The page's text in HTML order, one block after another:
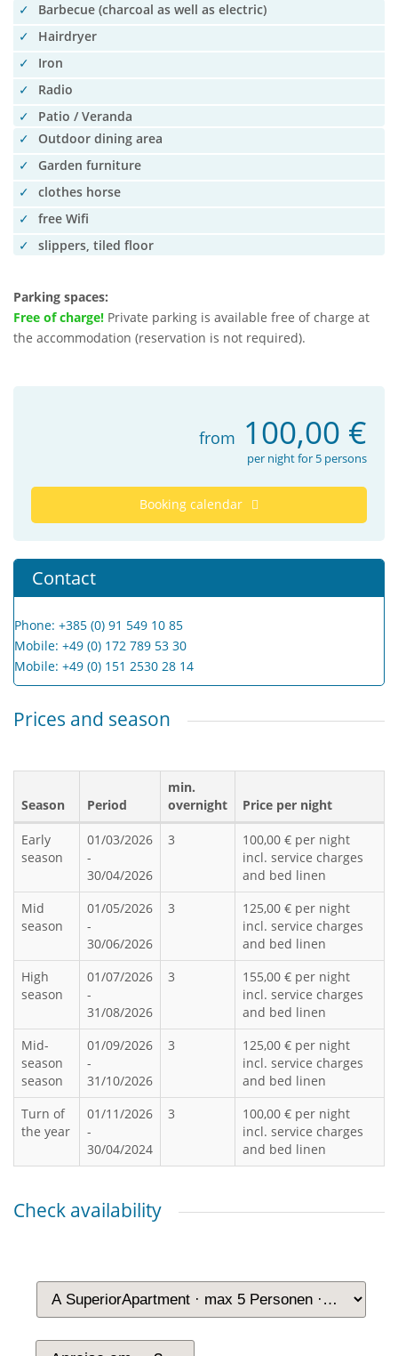
Barbecue (charcoal as well as electric)
Hairdryer
Iron
Radio
Patio / Veranda
Outdoor dining area
Garden furniture
clothes horse
free Wifi
slippers, tiled floor
Parking spaces:
Free of charge! Private parking is available free of charge at
the accommodation (reservation is not required).
from 100,00 €
per night for 5 persons
Booking calendar
Contact
Phone: +385 (0) 91 549 10 85
Mobile: +49 (0) 172 789 53 30
Mobile: +49 (0) 151 2530 28 14
Prices and season
Season Period
min.
overnight
Price per night
Early
season
01/03/2026
-
30/04/2026
3
100,00 € per night
incl. service charges
and bed linen
Mid
season
01/05/2026
-
30/06/2026
3
125,00 € per night
incl. service charges
and bed linen
High
season
01/07/2026
-
31/08/2026
3
155,00 € per night
incl. service charges
and bed linen
Mid-
season
season
01/09/2026
-
31/10/2026
3
125,00 € per night
incl. service charges
and bed linen
Turn of
the year
01/11/2026
-
30/04/2024
3
100,00 € per night
incl. service charges
and bed linen
Check availability